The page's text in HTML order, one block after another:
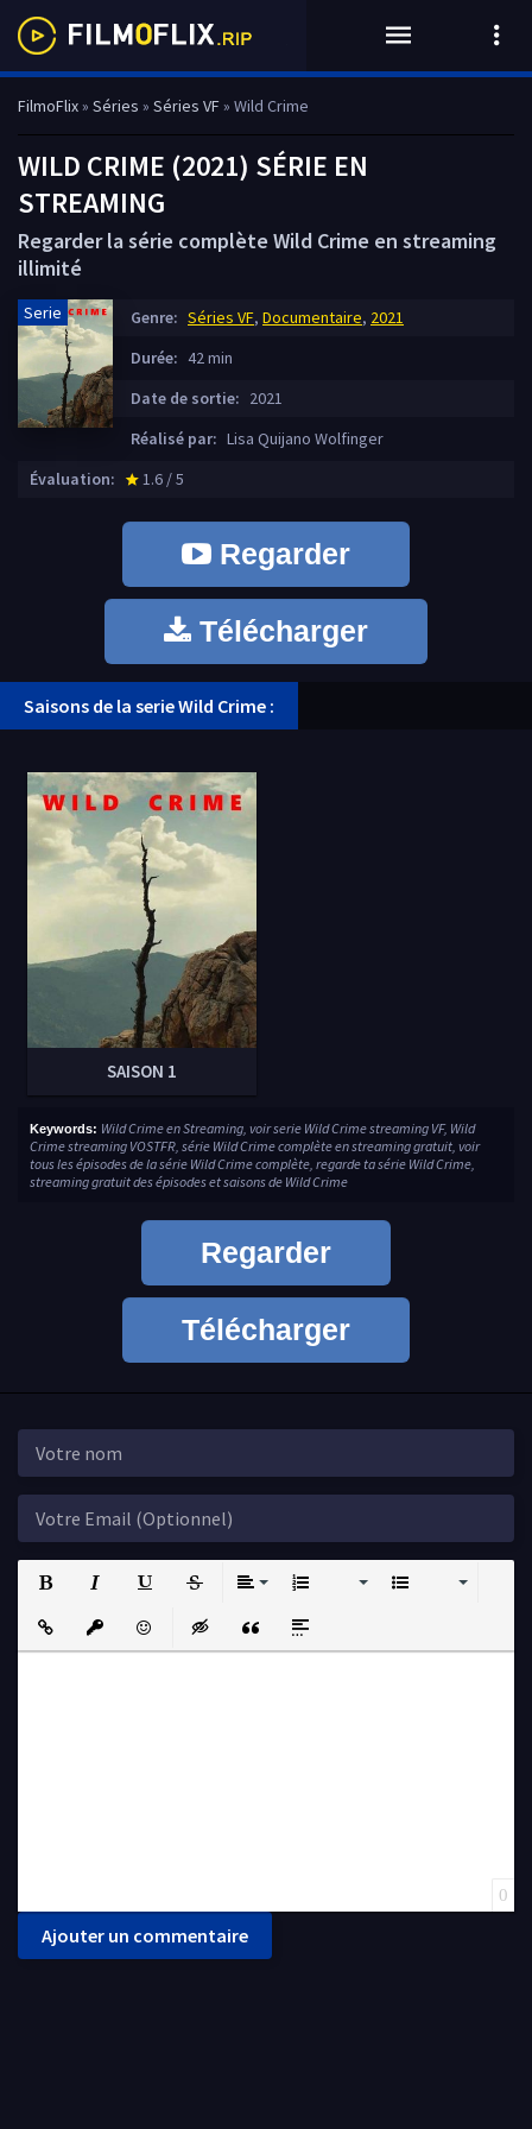
FilmoFlix» Séries » Séries VF » Wild Crime
WILD CRIME (2021) SÉRIE EN
STREAMING
Regarder la série complète Wild Crime en streaming
illimité
Serie Genre: Séries VF, Documentaire, 2021
Durée: 42 min
Date de sortie: 2021
Réalisé par: Lisa Quijano Wolfinger
Évaluation:
star_rate
1.6 / 5
Regarder
Télécharger
Saisons de la serie Wild Crime :
SAISON 1
Keywords: Wild Crime en Streaming, voir serie Wild Crime streaming VF, Wild
Crime streaming VOSTFR, série Wild Crime complète en streaming gratuit, voir
tous les épisodes de la série Wild Crime complète, regarde ta série Wild Crime,
streaming gratuit des épisodes et saisons de Wild Crime
Regarder
Télécharger
Insert LinkInsert protected link
EmoticonsInsert hidden text
Insert QuoteInsert spoiler
0
Ajouter un commentaire